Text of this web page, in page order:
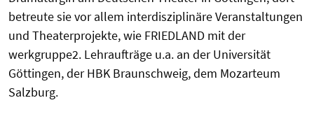
betreute sie vor allem interdisziplinäre Veranstaltungen
und Theaterprojekte, wie FRIEDLAND mit der
werkgruppe2. Lehraufträge u.a. an der Universität
Göttingen, der HBK Braunschweig, dem Mozarteum
Salzburg.